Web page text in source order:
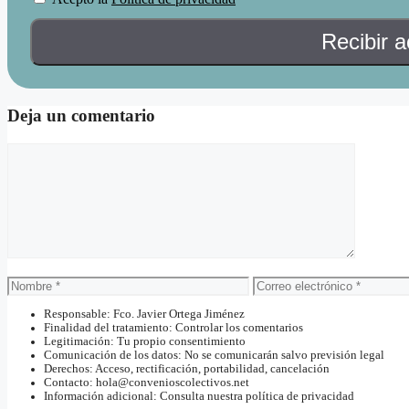
Deja un comentario
Nombre
Correo
electrónico
Responsable: Fco. Javier Ortega Jiménez
Finalidad del tratamiento: Controlar los comentarios
Legitimación: Tu propio consentimiento
Comunicación de los datos: No se comunicarán salvo previsión legal
Derechos: Acceso, rectificación, portabilidad, cancelación
Contacto: hola@convenioscolectivos.net
Información adicional: Consulta nuestra política de privacidad